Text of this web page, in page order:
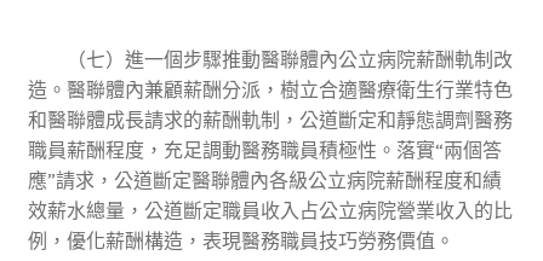
（七）進一個步驟推動醫聯體內公立病院薪酬軌制改
造。醫聯體內兼顧薪酬分派，樹立合適醫療衛生行業特色
和醫聯體成長請求的薪酬軌制，公道斷定和靜態調劑醫務
職員薪酬程度，充足調動醫務職員積極性。落實“兩個答
應”請求，公道斷定醫聯體內各級公立病院薪酬程度和績
效薪水總量，公道斷定職員收入占公立病院營業收入的比
例，優化薪酬構造，表現醫務職員技巧勞務價值。